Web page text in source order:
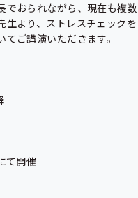
でおられながら、現在も複数
生より、ストレスチェックを
ご講演いただきます。
て開催